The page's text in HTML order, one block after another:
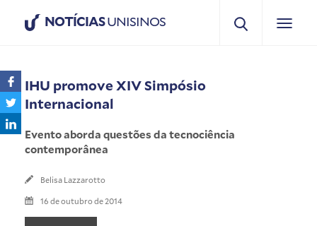
NOTÍCIASUNISINOS
IHU promove XIV Simpósio
Internacional
Evento aborda questões da tecnociência
contemporânea
Belisa Lazzarotto
16 de outubro de 2014